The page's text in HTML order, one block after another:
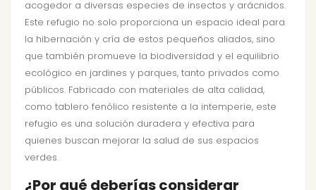
acogedor a diversas especies de insectos y arácnidos.
Este refugio no solo proporciona un espacio ideal para
la hibernación y cría de estos pequeños aliados, sino
que también promueve la biodiversidad y el equilibrio
ecológico en jardines y parques, tanto privados como
públicos. Fabricado con materiales de alta calidad,
como tablero fenólico resistente a la intemperie, este
refugio es una solución duradera y efectiva para
quienes buscan mejorar la salud de sus espacios
verdes.
¿Por qué deberías considerar